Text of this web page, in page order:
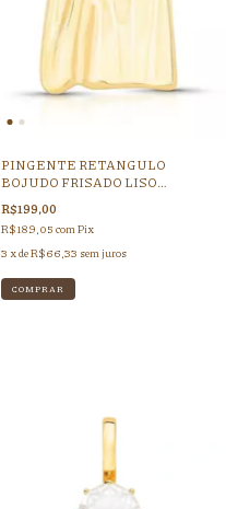
PINGENTE RETANGULO
BOJUDO FRISADO LISO
DOURADO
R$199,00
R$189,05 comPix
3 x deR$66,33 sem juros